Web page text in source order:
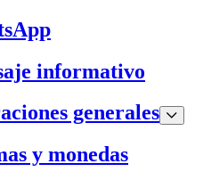
informativo
generales
y monedas